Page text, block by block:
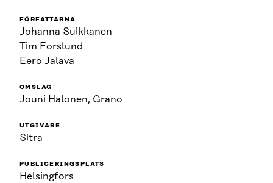
FÖRFATTARNA
Johanna Suikkanen
Tim Forslund
Eero Jalava
OMSLAG
Jouni Halonen, Grano
UTGIVARE
Sitra
PUBLICERINGSPLATS
Helsingfors